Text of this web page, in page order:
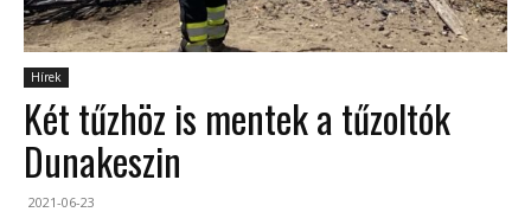
Hírek
Két tűzhöz is mentek a tűzoltók
Dunakeszin
2021-06-23